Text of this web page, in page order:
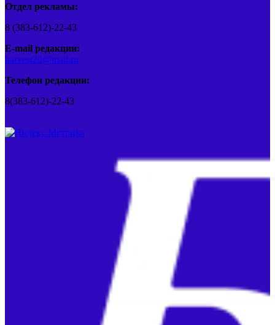
Отдел рекламы:
8 (383-612)-22-43
E-mail редакции:
barvest20@mail.ru
Телефон редакции:
8(383-612)-22-43